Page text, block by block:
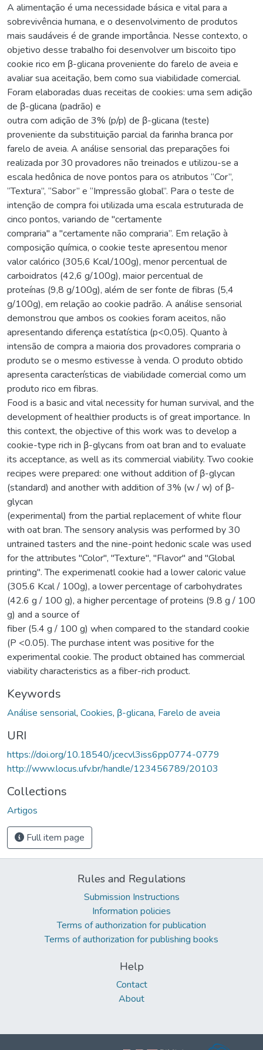
A alimentação é uma necessidade básica e vital para a
sobrevivência humana, e o desenvolvimento de produtos
mais saudáveis é de grande importância. Nesse contexto, o
objetivo desse trabalho foi desenvolver um biscoito tipo
cookie rico em β-glicana proveniente do farelo de aveia e
avaliar sua aceitação, bem como sua viabilidade comercial.
Foram elaboradas duas receitas de cookies: uma sem adição
de β-glicana (padrão) e
outra com adição de 3% (p/p) de β-glicana (teste)
proveniente da substituição parcial da farinha branca por
farelo de aveia. A análise sensorial das preparações foi
realizada por 30 provadores não treinados e utilizou-se a
escala hedônica de nove pontos para os atributos “Cor”,
“Textura”, “Sabor” e “Impressão global”. Para o teste de
intenção de compra foi utilizada uma escala estruturada de
cinco pontos, variando de "certamente
compraria" a "certamente não compraria”. Em relação à
composição química, o cookie teste apresentou menor
valor calórico (305,6 Kcal/100g), menor percentual de
carboidratos (42,6 g/100g), maior percentual de
proteínas (9,8 g/100g), além de ser fonte de fibras (5,4
g/100g), em relação ao cookie padrão. A análise sensorial
demonstrou que ambos os cookies foram aceitos, não
apresentando diferença estatística (p<0,05). Quanto à
intensão de compra a maioria dos provadores compraria o
produto se o mesmo estivesse à venda. O produto obtido
apresenta características de viabilidade comercial como um
produto rico em fibras.
Food is a basic and vital necessity for human survival, and the
development of healthier products is of great importance. In
this context, the objective of this work was to develop a
cookie-type rich in β-glycans from oat bran and to evaluate
its acceptance, as well as its commercial viability. Two cookie
recipes were prepared: one without addition of β-glycan
(standard) and another with addition of 3% (w / w) of β-
glycan
(experimental) from the partial replacement of white flour
with oat bran. The sensory analysis was performed by 30
untrained tasters and the nine-point hedonic scale was used
for the attributes "Color", "Texture", "Flavor" and "Global
printing". The experimenatl cookie had a lower caloric value
(305.6 Kcal / 100g), a lower percentage of carbohydrates
(42.6 g / 100 g), a higher percentage of proteins (9.8 g / 100
g) and a source of
fiber (5.4 g / 100 g) when compared to the standard cookie
(P <0.05). The purchase intent was positive for the
experimental cookie. The product obtained has commercial
viability characteristics as a fiber-rich product.
Keywords
Análise sensorial, Cookies, β-glicana, Farelo de aveia
URI
https://doi.org/10.18540/jcecvl3iss6pp0774-0779
http://www.locus.ufv.br/handle/123456789/20103
Collections
Artigos
Full item page
Rules and Regulations
Submission Instructions
Information policies
Terms of authorization for publication
Terms of authorization for publishing books
Help
Contact
About